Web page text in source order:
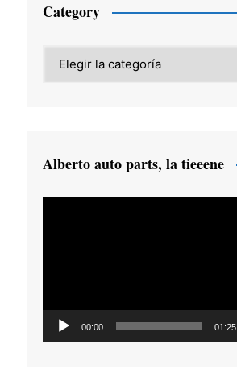
Category
Alberto auto parts, la tieeene
00:00 01:25